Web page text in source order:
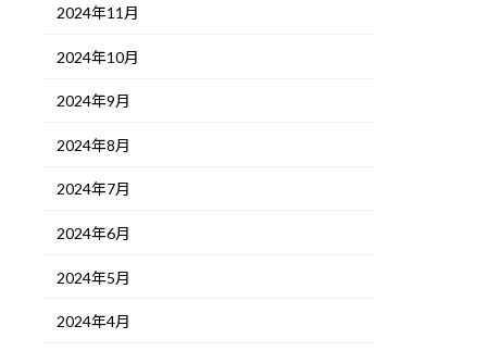
2024年11月
2024年10月
2024年9月
2024年8月
2024年7月
2024年6月
2024年5月
2024年4月